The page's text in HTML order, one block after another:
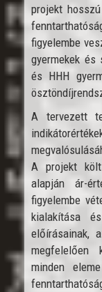
projekt
figyelembe
gyermekek és
és HHH
A tervezett
A projekt
alapján ár-
figyelembe
kialakítása
előírásainak,
megfelelően
minden